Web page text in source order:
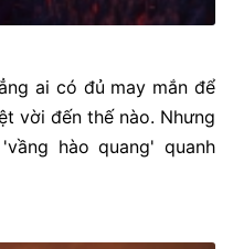
ai có đủ may mắn để
vời đến thế nào. Nhưng
hào quang' quanh